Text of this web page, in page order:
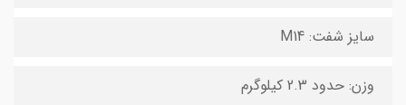
سایز شفت: M14
وزن: حدود 2.3 کیلوگرم